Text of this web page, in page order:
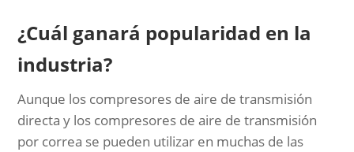
¿Cuál ganará popularidad en la
industria?
Aunque los compresores de aire de transmisión
directa y los compresores de aire de transmisión
por correa se pueden utilizar en muchas de las